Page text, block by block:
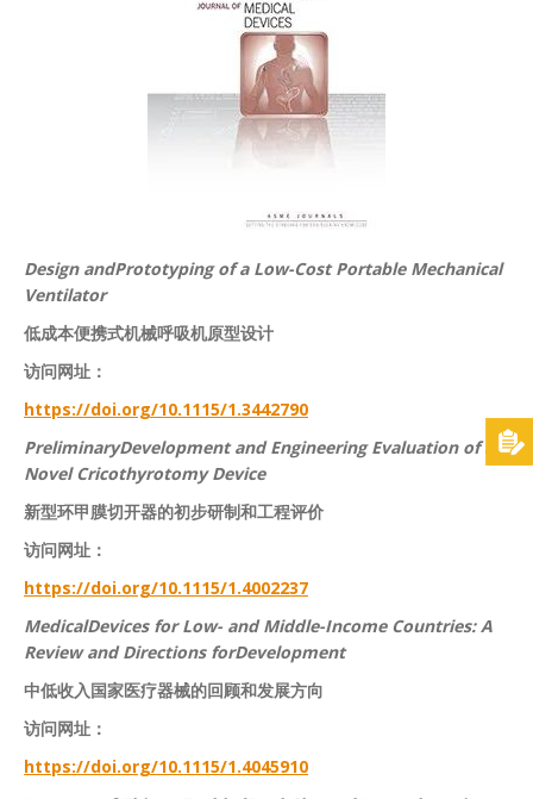
Design andPrototyping of a Low-Cost Portable Mechanical
Ventilator
低成本便携式机械呼吸机原型设计
访问网址：
https://doi.org/10.1115/1.3442790
PreliminaryDevelopment and Engineering Evaluation of a
Novel Cricothyrotomy Device
新型环甲膜切开器的初步研制和工程评价
访问网址：
https://doi.org/10.1115/1.4002237
MedicalDevices for Low- and Middle-Income Countries: A
Review and Directions forDevelopment
中低收入国家医疗器械的回顾和发展方向
访问网址：
https://doi.org/10.1115/1.4045910